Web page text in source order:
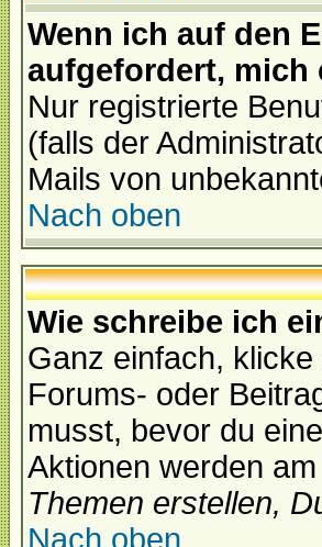
Wenn ich auf den
aufgefordert, mich
Nur registrierte
(falls der
Mails von
Nach oben
Wie schreibe ich
Ganz einfach,
Forums- oder
musst, bevor du
Aktionen werden
Themen erstellen,
Nach oben